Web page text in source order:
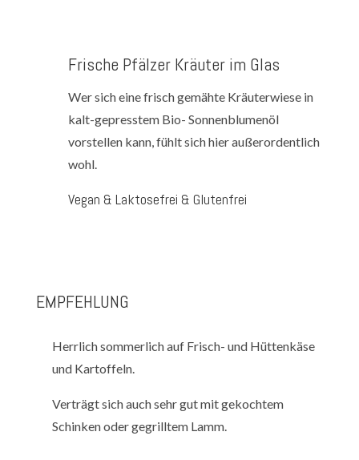
Frische Pfälzer Kräuter im Glas
Wer sich eine frisch gemähte Kräuterwiese in
kalt-gepresstem Bio- Sonnenblumenöl
vorstellen kann, fühlt sich hier außerordentlich
wohl.
Vegan & Laktosefrei & Glutenfrei
EMPFEHLUNG
Herrlich sommerlich auf Frisch- und Hüttenkäse
und Kartoffeln.
Verträgt sich auch sehr gut mit gekochtem
Schinken oder gegrilltem Lamm.